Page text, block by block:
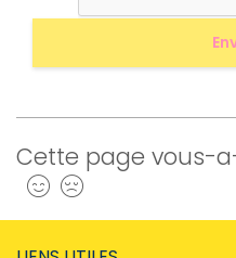
Cette page vous-
Oui